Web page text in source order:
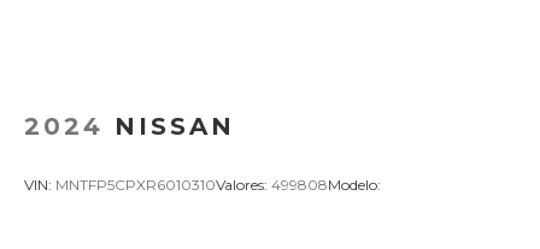
2024 NISSAN
VIN: MNTFP5CPXR6010310Valores: 499808Modelo: